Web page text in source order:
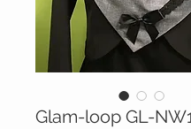
Glam-loop GL-